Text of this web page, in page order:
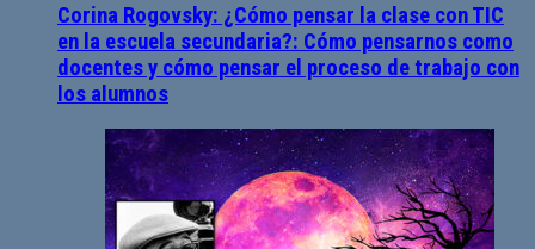
Corina Rogovsky: ¿Cómo pensar la clase con TIC
en la escuela secundaria?: Cómo pensarnos como
docentes y cómo pensar el proceso de trabajo con
los alumnos